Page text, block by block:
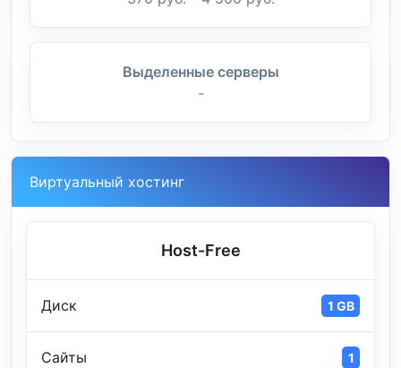
Выделенные серверы
-
Виртуальный хостинг
Host-Free
Диск 1 GB
Сайты 1